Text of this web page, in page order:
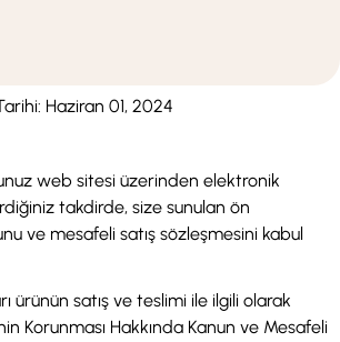
Haziran 01, 2024
web sitesi üzerinden elektronik
takdirde, size sunulan ön
ve mesafeli satış sözleşmesini kabul
ürünün satış ve teslimi ile ilgili olarak
Korunması Hakkında Kanun ve Mesafeli